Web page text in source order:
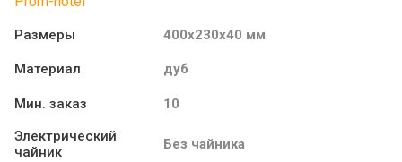
Размеры 400х230х40 мм
Материал дуб
Мин. заказ
10
Электрический
чайник
Без чайника